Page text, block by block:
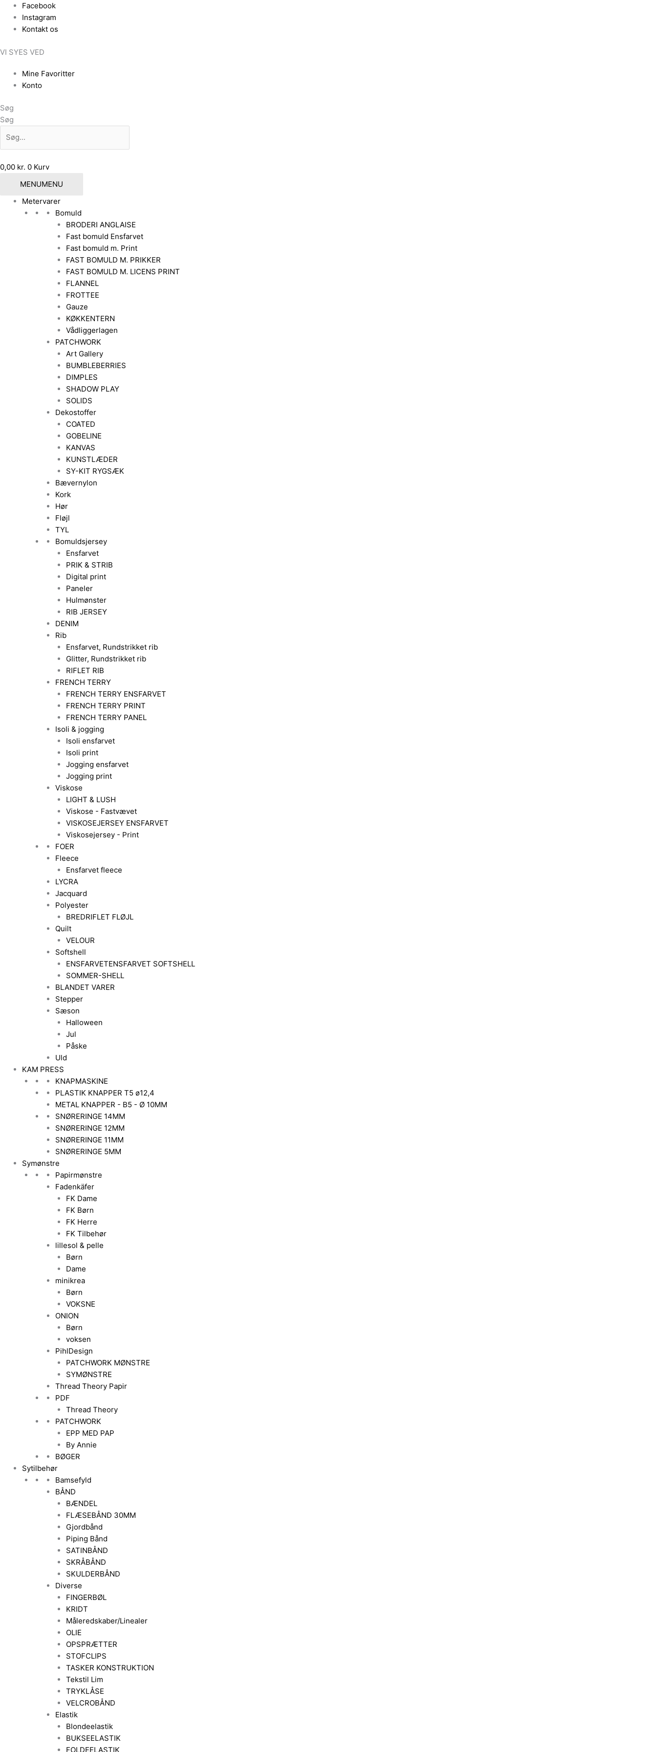
indholdet
Facebook
Instagram
Kontakt os
VI SYES VED
Mine Favoritter
Konto
Søg
Søg
0,00 kr. 0 Kurv
MENUMENU
Metervarer
Bomuld
BRODERI ANGLAISE
Fast bomuld Ensfarvet
Fast bomuld m. Print
FAST BOMULD M. PRIKKER
FAST BOMULD M. LICENS PRINT
FLANNEL
FROTTEE
Gauze
KØKKENTERN
Vådliggerlagen
PATCHWORK
Art Gallery
BUMBLEBERRIES
DIMPLES
SHADOW PLAY
SOLIDS
Dekostoffer
COATED
GOBELINE
KANVAS
KUNSTLÆDER
SY-KIT RYGSÆK
Bævernylon
Kork
Hør
Fløjl
TYL
Bomuldsjersey
Ensfarvet
PRIK & STRIB
Digital print
Paneler
Hulmønster
RIB JERSEY
DENIM
Rib
Ensfarvet, Rundstrikket rib
Glitter, Rundstrikket rib
RIFLET RIB
FRENCH TERRY
FRENCH TERRY ENSFARVET
FRENCH TERRY PRINT
FRENCH TERRY PANEL
Isoli & jogging
Isoli ensfarvet
Isoli print
Jogging ensfarvet
Jogging print
Viskose
LIGHT & LUSH
Viskose - Fastvævet
VISKOSEJERSEY ENSFARVET
Viskosejersey - Print
FOER
Fleece
Ensfarvet fleece
LYCRA
Jacquard
Polyester
BREDRIFLET FLØJL
Quilt
VELOUR
Softshell
ENSFARVETENSFARVET SOFTSHELL
SOMMER-SHELL
BLANDET VARER
Stepper
Sæson
Halloween
Jul
Påske
Uld
KAM PRESS
KNAPMASKINE
PLASTIK KNAPPER T5 ø12,4
METAL KNAPPER - B5 - Ø 10MM
SNØRERINGE 14MM
SNØRERINGE 12MM
SNØRERINGE 11MM
SNØRERINGE 5MM
Symønstre
Papirmønstre
Fadenkäfer
FK Dame
FK Børn
FK Herre
FK Tilbehør
lillesol & pelle
Børn
Dame
minikrea
Børn
VOKSNE
ONION
Børn
voksen
PihlDesign
PATCHWORK MØNSTRE
SYMØNSTRE
Thread Theory Papir
PDF
Thread Theory
PATCHWORK
EPP MED PAP
By Annie
BØGER
Sytilbehør
Bamsefyld
BÅND
BÆNDEL
FLÆSEBÅND 30MM
Gjordbånd
Piping Bånd
SATINBÅND
SKRÅBÅND
SKULDERBÅND
Diverse
FINGERBØL
KRIDT
Måleredskaber/Linealer
OLIE
OPSPRÆTTER
STOFCLIPS
TASKER KONSTRUKTION
Tekstil Lim
TRYKLÅSE
VELCROBÅND
Elastik
Blondeelastik
BUKSEELASTIK
FOLDEELASTIK